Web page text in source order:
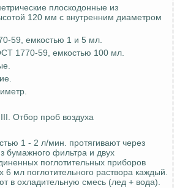
плоскодонные из
120 мм с внутренним диаметром
59, емкостью 1 и 5 мл.
1770-59, емкостью 100 мл.
.
III. Отбор проб воздуха
1 - 2 л/мин. протягивают через
бумажного фильтра и двух
поглотительных приборов
6 мл поглотительного раствора каждый.
в охладительную смесь (лед + вода).